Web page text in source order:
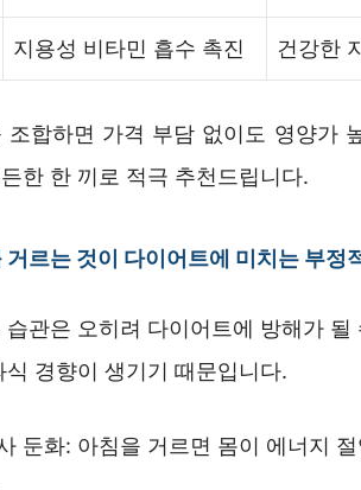
지용성 비타민 흡수 촉진 건강한
조합하면 가격 부담 없이도 영양가
한 한 끼로 적극 추천드립니다.
거르는 것이 다이어트에 미치는 부정
습관은 오히려 다이어트에 방해가
식 경향이 생기기 때문입니다.
둔화: 아침을 거르면 몸이 에너지